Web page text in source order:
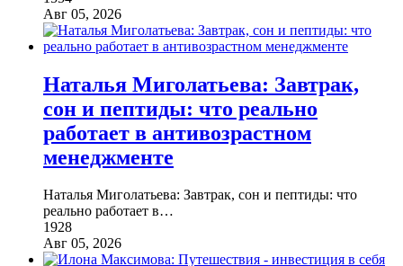
Авг 05, 2026
Наталья Миголатьева: Завтрак,
сон и пептиды: что реально
работает в антивозрастном
менеджменте
Наталья Миголатьева: Завтрак, сон и пептиды: что
реально работает в…
1928
Авг 05, 2026